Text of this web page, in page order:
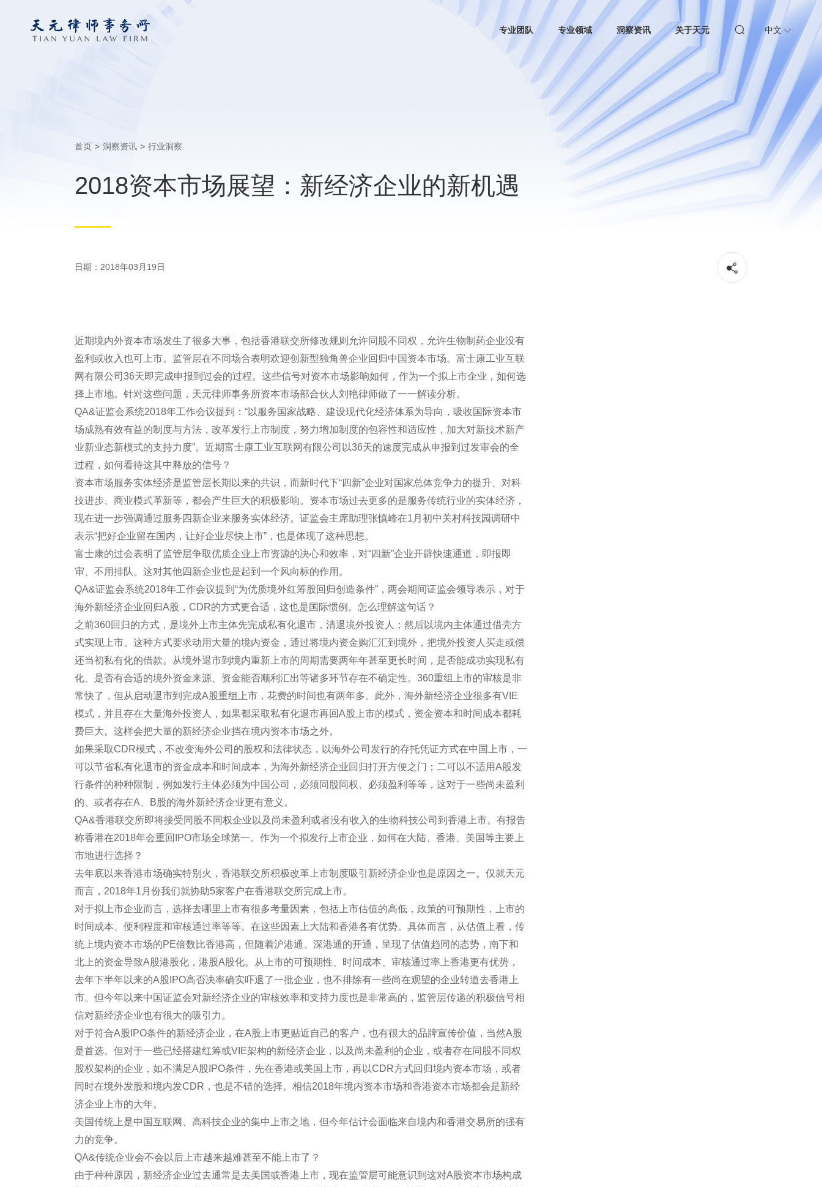
专业团队 专业领域 洞察资讯 关于天元 中文
首页 > 洞察资讯 > 行业洞察
2018资本市场展望：新经济企业的新机遇
日期：2018年03月19日
近期境内外资本市场发生了很多大事，包括香港联交所修改规则允许同股不同权，允许生物制药企业没有
盈利或收入也可上市。监管层在不同场合表明欢迎创新型独角兽企业回归中国资本市场。富士康工业互联
网有限公司36天即完成申报到过会的过程。这些信号对资本市场影响如何，作为一个拟上市企业，如何选
择上市地。针对这些问题，天元律师事务所资本市场部合伙人刘艳律师做了一一解读分析。
QA&证监会系统2018年工作会议提到：“以服务国家战略、建设现代化经济体系为导向，吸收国际资本市
场成熟有效有益的制度与方法，改革发行上市制度，努力增加制度的包容性和适应性，加大对新技术新产
业新业态新模式的支持力度”。近期富士康工业互联网有限公司以36天的速度完成从申报到过发审会的全
过程，如何看待这其中释放的信号？
资本市场服务实体经济是监管层长期以来的共识，而新时代下“四新”企业对国家总体竞争力的提升、对科
技进步、商业模式革新等，都会产生巨大的积极影响。资本市场过去更多的是服务传统行业的实体经济，
现在进一步强调通过服务四新企业来服务实体经济。证监会主席助理张慎峰在1月初中关村科技园调研中
表示“把好企业留在国内，让好企业尽快上市”，也是体现了这种思想。
富士康的过会表明了监管层争取优质企业上市资源的决心和效率，对“四新”企业开辟快速通道，即报即
审、不用排队。这对其他四新企业也是起到一个风向标的作用。
QA&证监会系统2018年工作会议提到“为优质境外红筹股回归创造条件”，两会期间证监会领导表示，对于
海外新经济企业回归A股，CDR的方式更合适，这也是国际惯例。怎么理解这句话？
之前360回归的方式，是境外上市主体先完成私有化退市，清退境外投资人；然后以境内主体通过借壳方
式实现上市。这种方式要求动用大量的境内资金，通过将境内资金购汇汇到境外，把境外投资人买走或偿
还当初私有化的借款。从境外退市到境内重新上市的周期需要两年年甚至更长时间，是否能成功实现私有
化、是否有合适的境外资金来源、资金能否顺利汇出等诸多环节存在不确定性。360重组上市的审核是非
常快了，但从启动退市到完成A股重组上市，花费的时间也有两年多。此外，海外新经济企业很多有VIE
模式，并且存在大量海外投资人，如果都采取私有化退市再回A股上市的模式，资金资本和时间成本都耗
费巨大。这样会把大量的新经济企业挡在境内资本市场之外。
如果采取CDR模式，不改变海外公司的股权和法律状态，以海外公司发行的存托凭证方式在中国上市，一
可以节省私有化退市的资金成本和时间成本，为海外新经济企业回归打开方便之门；二可以不适用A股发
行条件的种种限制，例如发行主体必须为中国公司，必须同股同权、必须盈利等等，这对于一些尚未盈利
的、或者存在A、B股的海外新经济企业更有意义。
QA&香港联交所即将接受同股不同权企业以及尚未盈利或者没有收入的生物科技公司到香港上市。有报告
称香港在2018年会重回IPO市场全球第一。作为一个拟发行上市企业，如何在大陆、香港、美国等主要上
市地进行选择？
去年底以来香港市场确实特别火，香港联交所积极改革上市制度吸引新经济企业也是原因之一。仅就天元
而言，2018年1月份我们就协助5家客户在香港联交所完成上市。
对于拟上市企业而言，选择去哪里上市有很多考量因素，包括上市估值的高低，政策的可预期性，上市的
时间成本、便利程度和审核通过率等等。在这些因素上大陆和香港各有优势。具体而言，从估值上看，传
统上境内资本市场的PE倍数比香港高，但随着沪港通、深港通的开通，呈现了估值趋同的态势，南下和
北上的资金导致A股港股化，港股A股化。从上市的可预期性、时间成本、审核通过率上香港更有优势，
去年下半年以来的A股IPO高否决率确实吓退了一批企业，也不排除有一些尚在观望的企业转道去香港上
市。但今年以来中国证监会对新经济企业的审核效率和支持力度也是非常高的，监管层传递的积极信号相
信对新经济企业也有很大的吸引力。
对于符合A股IPO条件的新经济企业，在A股上市更贴近自己的客户，也有很大的品牌宣传价值，当然A股
是首选。但对于一些已经搭建红筹或VIE架构的新经济企业，以及尚未盈利的企业，或者存在同股不同权
股权架构的企业，如不满足A股IPO条件，先在香港或美国上市，再以CDR方式回归境内资本市场，或者
同时在境外发股和境内发CDR，也是不错的选择。相信2018年境内资本市场和香港资本市场都会是新经
济企业上市的大年。
美国传统上是中国互联网、高科技企业的集中上市之地，但今年估计会面临来自境内和香港交易所的强有
力的竞争。
QA&传统企业会不会以后上市越来越难甚至不能上市了？
由于种种原因，新经济企业过去通常是去美国或香港上市，现在监管层可能意识到这对A股资本市场构成